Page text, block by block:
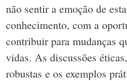
não sentir a emoção de
conhecimento, com a
contribuir para mudanças
vidas. As discussões
robustas e os exemplos